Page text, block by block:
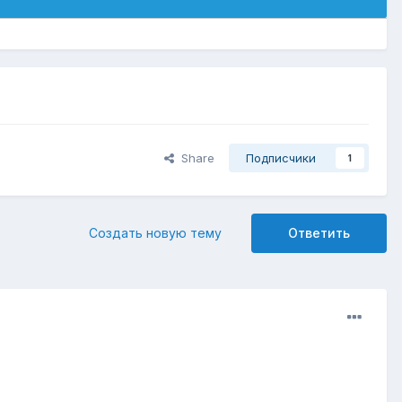
Share Подписчики 1
Ответить
Создать новую тему